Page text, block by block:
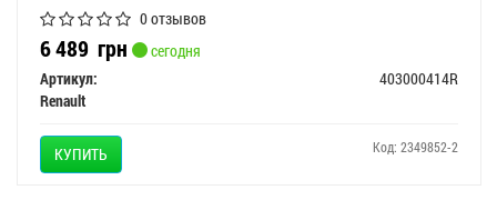
0 отзывов
6 489 грн
сегодня
Артикул:
403000414R
Renault
КУПИТЬ Код: 2349852-2